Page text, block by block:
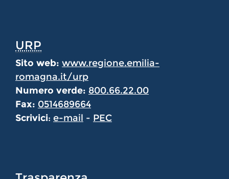
URP
Sito web: www.regione.emilia-
romagna.it/urp
Numero verde: 800.66.22.00
Fax: 0514689664
Scrivici: e-mail - PEC